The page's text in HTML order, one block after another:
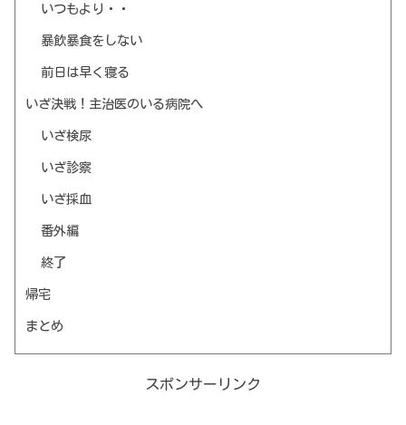
いつもより・・
暴飲暴食をしない
前日は早く寝る
いざ決戦！主治医のいる病院へ
いざ検尿
いざ診察
いざ採血
番外編
終了
帰宅
まとめ
スポンサーリンク